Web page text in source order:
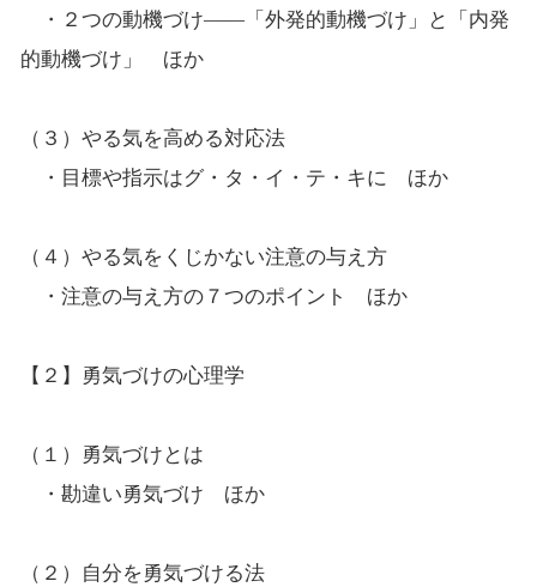
・２つの動機づけ――「外発的動機づけ」と「内発
的動機づけ」 ほか
（３）やる気を高める対応法
・目標や指示はグ・タ・イ・テ・キに ほか
（４）やる気をくじかない注意の与え方
・注意の与え方の７つのポイント ほか
【２】勇気づけの心理学
（１）勇気づけとは
・勘違い勇気づけ ほか
（２）自分を勇気づける法